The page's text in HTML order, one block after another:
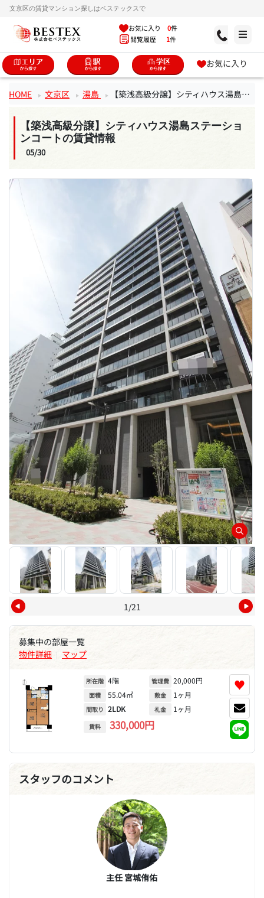
文京区の賃貸マンション探しはベステックスで
お気に入り 0件
閲覧履歴 1件
お気に入り
HOME 文京区 湯島 【築浅高級分譲】シティハウス湯島ステーションコート
【築浅高級分譲】シティハウス湯島ステーショ
ンコートの賃貸情報
05/30
1/21
募集中の部屋一覧
物件詳細 | マップ
所在階 4階
面積 55.04㎡
間取り 2LDK
賃料 330,000円
管理費 20,000円
敷金 1ヶ月
礼金 1ヶ月
♥
スタッフのコメント
主任 宮城侑佑